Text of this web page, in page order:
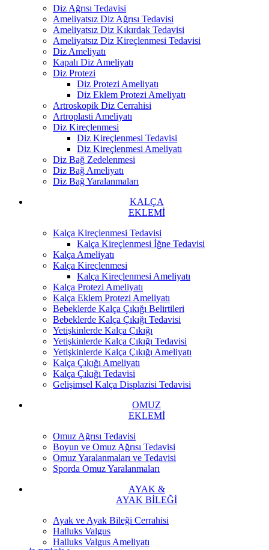
Diz Ağrısı Tedavisi
Ameliyatsız Diz Ağrısı Tedavisi
Ameliyatsız Diz Kıkırdak Tedavisi
Ameliyatsız Diz Kireçlenmesi Tedavisi
Diz Ameliyatı
Kapalı Diz Ameliyatı
Diz Protezi
Diz Protezi Ameliyatı
Diz Eklem Protezi Ameliyatı
Artroskopik Diz Cerrahisi
Artroplasti Ameliyatı
Diz Kireçlenmesi
Diz Kireçlenmesi Tedavisi
Diz Kireçlenmesi Ameliyatı
Diz Bağ Zedelenmesi
Diz Bağ Ameliyatı
Diz Bağ Yaralanmaları
KALÇA
EKLEMİ
Kalça Kireçlenmesi Tedavisi
Kalça Kireçlenmesi İğne Tedavisi
Kalça Ameliyatı
Kalça Kireçlenmesi
Kalça Kireçlenmesi Ameliyatı
Kalça Protezi Ameliyatı
Kalça Eklem Protezi Ameliyatı
Bebeklerde Kalça Çıkığı Belirtileri
Bebeklerde Kalça Çıkığı Tedavisi
Yetişkinlerde Kalça Çıkığı
Yetişkinlerde Kalça Çıkığı Tedavisi
Yetişkinlerde Kalça Çıkığı Ameliyatı
Kalça Çıkığı Ameliyatı
Kalça Çıkığı Tedavisi
Gelişimsel Kalça Displazisi Tedavisi
OMUZ
EKLEMİ
Omuz Ağrısı Tedavisi
Boyun ve Omuz Ağrısı Tedavisi
Omuz Yaralanmaları ve Tedavisi
Sporda Omuz Yaralanmaları
AYAK &
AYAK BİLEĞİ
Ayak ve Ayak Bileği Cerrahisi
Halluks Valgus
Halluks Valgus Ameliyatı